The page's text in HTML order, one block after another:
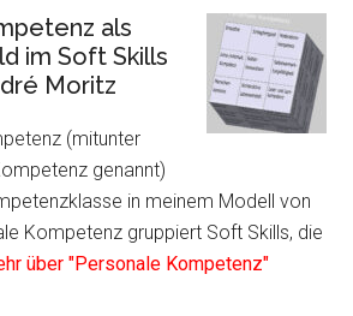
als
im
als
im Soft Skills
Moritz
(mitunter
genannt)
in meinem Modell von
Kompetenz gruppiert Soft Skills, die
über "Personale Kompetenz"